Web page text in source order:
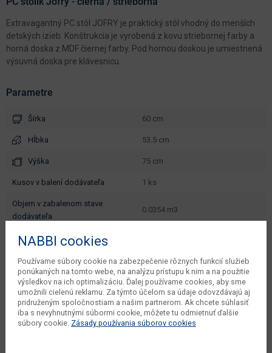
Extravagantný PC stôl JOFRY je praktický stôl vhodný do menších
detských izieb. Konštrukcia je vyrobená z kovu striebornej farby a
horná doska z MDF čiernej farby. Pod hornou doskou je umiestnená
výsuvná doska pre klávesnicu.
Parametre
Šírka 60 cm
Hĺbka 53.5 cm
Výška 75 cm
kusov v balení dodávateľa 1 ks
objem v zabalenom stave
dodávateľa
0.0354 m3
váha s obalom dodávateľa
počet balíkov dodávateľa 1 ks
typové označenie Jofry
dodáva sa v demonte
montáž vyžaduje zručnosť
NABBI cookies
Používame súbory cookie na zabezpečenie rôznych funkcií služieb
ponúkaných na tomto webe, na analýzu prístupu k nim a na použitie
výsledkov na ich optimalizáciu. Ďalej používame cookies, aby sme
umožnili cielenú reklamu. Za týmto účelom sa údaje odovzdávajú aj
pridruženým spoločnostiam a našim partnerom. Ak chcete súhlasiť
iba s nevyhnutnými súbormi cookie, môžete tu odmietnuť ďalšie
súbory cookie. Zásady používania súborov cookies